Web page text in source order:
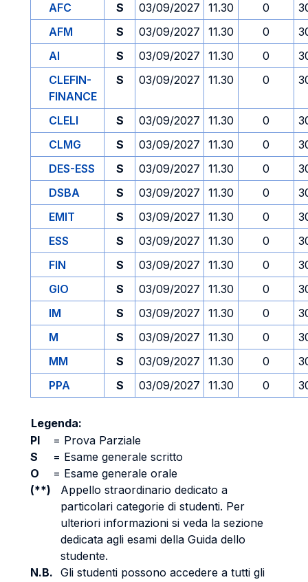
AFC
S 03/09/2027 11.30 0
AFM
S 03/09/2027 11.30 0
AI
S 03/09/2027 11.30 0
CLEFIN-
FINANCE
S 03/09/2027 11.30 0
CLELI S 03/09/2027 11.30 0
CLMG
S 03/09/2027 11.30 0
DES-ESS
S 03/09/2027 11.30 0
DSBA
S 03/09/2027 11.30 0
EMIT
S 03/09/2027 11.30 0
ESS
S 03/09/2027 11.30 0
FIN
S 03/09/2027 11.30 0
GIO
S 03/09/2027 11.30 0
IM
S 03/09/2027 11.30 0
M
S 03/09/2027 11.30 0
MM
S 03/09/2027 11.30 0
PPA
S 03/09/2027 11.30 0
Legenda:
PI
= Prova Parziale
S
= Esame generale scritto
O
= Esame generale orale
(**)
Appello straordinario dedicato a
particolari categorie di studenti. Per
ulteriori informazioni si veda la sezione
dedicata agli esami della Guida dello
studente.
N.B. Gli studenti possono accedere a tutti gli